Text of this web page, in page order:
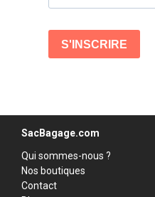
SacBagage.com
Qui sommes-nous ?
Nos boutiques
Contact